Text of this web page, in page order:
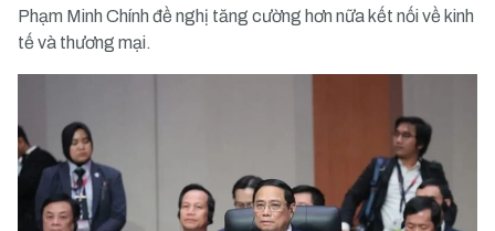
Phạm Minh Chính đề nghị tăng cường hơn nữa kết nối về kinh
tế và thương mại.